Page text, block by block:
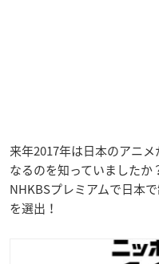
来年2017年は日本のアニ
なるのを知っていましたか
NHKBSプレミアムで日本
を選出！